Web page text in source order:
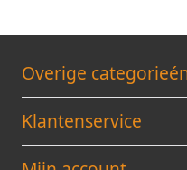
Overige
Klantenservice